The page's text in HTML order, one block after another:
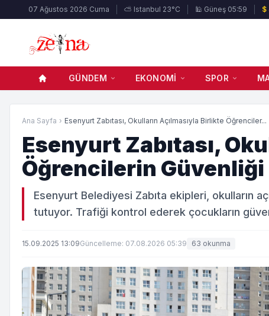
07 Ağustos 2026 Cuma ⛅ Istanbul 23°C 🕌 Güneş 05:59 $
GÜNDEM EKONOMI SPOR
Ana Sayfa › Esenyurt Zabıtası, Okulların Açılmasıyla Birlikte Öğrenciler...
Esenyurt Zabıtası,
Öğrencilerin Güvenliği
Esenyurt Belediyesi Zabıta ekipleri, okulların
tutuyor. Trafiği kontrol ederek çocukların
15.09.2025 13:09Güncelleme: 07.08.2026 05:39 63 okunma